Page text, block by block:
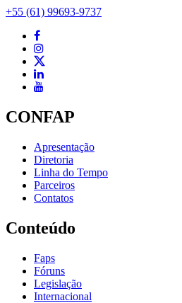
+55 (61) 99693-9737
CONFAP
Apresentação
Diretoria
Linha do Tempo
Parceiros
Contatos
Conteúdo
Faps
Fóruns
Legislação
Internacional